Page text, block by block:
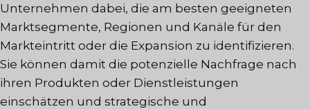
Unternehmen dabei, die am besten geeigneten
Marktsegmente, Regionen und Kanäle für den
Markteintritt oder die Expansion zu identifizieren.
Sie können damit die potenzielle Nachfrage nach
ihren Produkten oder Dienstleistungen
einschätzen und strategische und